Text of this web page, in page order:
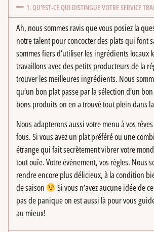
1. QU’EST-CE QUI DISTINGUE VOTRE SERVICE
Ah, nous sommes ravis que vous posiez la
notre talent pour concocter des plats qui font
sommes fiers d’utiliser les ingrédients locaux
travaillons avec des petits producteurs de la
trouver les meilleures ingrédients. Nous
qu’un bon plat passe par la sélection d’un
bons produits on en a trouvé tout plein dans
Nous adapterons aussi votre menu à vos
fous. Si vous avez un plat préféré ou une
étrange qui fait secrètement vibrer votre
tout ouïe. Votre événement, vos règles. Nous
rendre encore plus délicieux, à la condition
de saison
Si vous n’avez aucune idée de
pas de panique on est aussi là pour vous
au mieux!